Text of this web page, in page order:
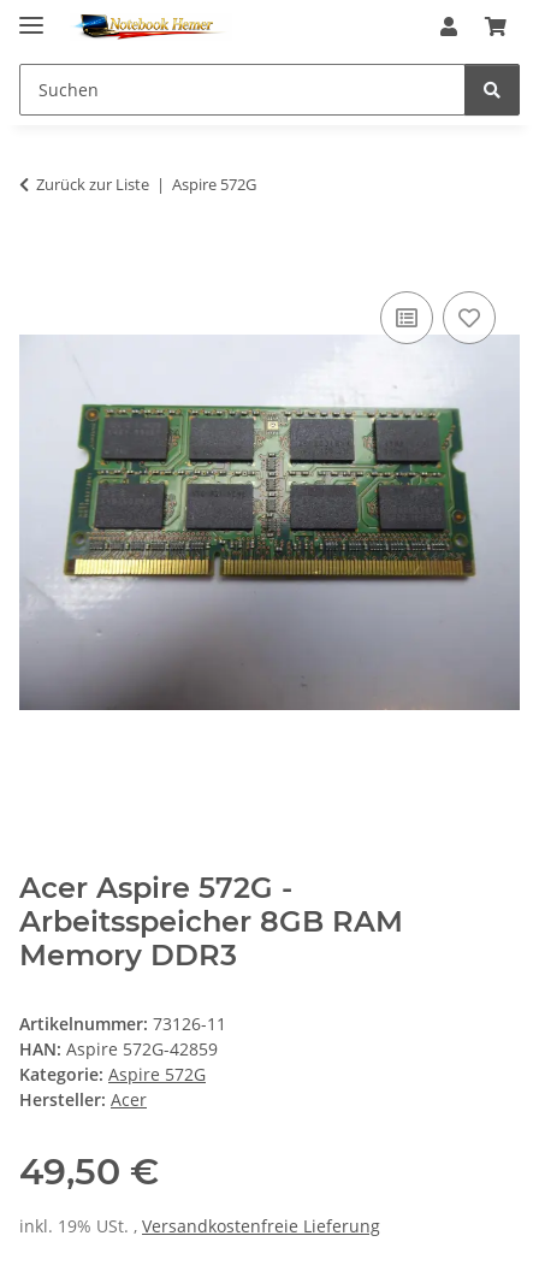
Zurück zur Liste Aspire 572G
Acer Aspire 572G -
Arbeitsspeicher 8GB RAM
Memory DDR3
Artikelnummer: 73126-11
HAN: Aspire 572G-42859
Kategorie: Aspire 572G
Hersteller: Acer
49,50 €
inkl. 19% USt. , Versandkostenfreie Lieferung